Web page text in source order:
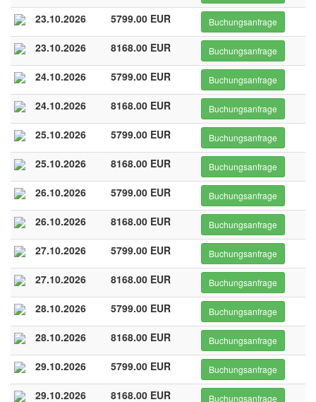
23.10.2026 5799.00 EUR Buchungsanfrage
23.10.2026 8168.00 EUR Buchungsanfrage
24.10.2026 5799.00 EUR Buchungsanfrage
24.10.2026 8168.00 EUR Buchungsanfrage
25.10.2026 5799.00 EUR Buchungsanfrage
25.10.2026 8168.00 EUR Buchungsanfrage
26.10.2026 5799.00 EUR Buchungsanfrage
26.10.2026 8168.00 EUR Buchungsanfrage
27.10.2026 5799.00 EUR Buchungsanfrage
27.10.2026 8168.00 EUR Buchungsanfrage
28.10.2026 5799.00 EUR Buchungsanfrage
28.10.2026 8168.00 EUR Buchungsanfrage
29.10.2026 5799.00 EUR Buchungsanfrage
29.10.2026 8168.00 EUR Buchungsanfrage